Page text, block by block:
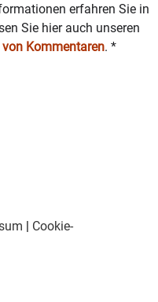
erfahren Sie in
Sie hier auch unseren
Kommentaren. *
| Cookie-